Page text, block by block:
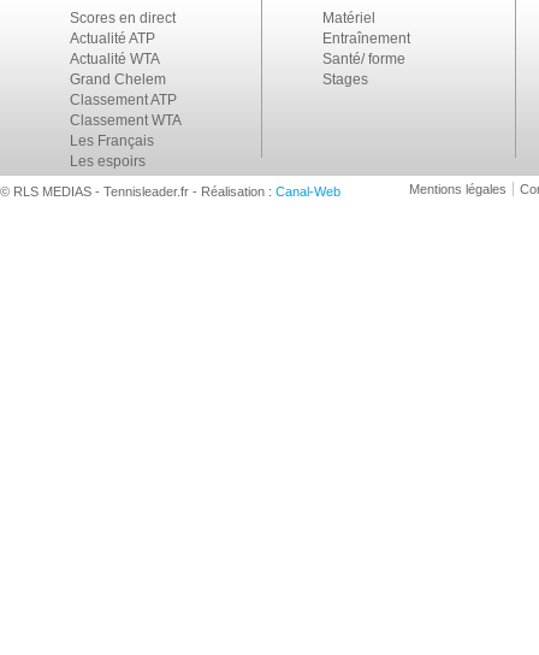
Scores en direct
Actualité ATP
Actualité WTA
Grand Chelem
Classement ATP
Classement WTA
Les Français
Les espoirs
Matériel
Entraînement
Santé/ forme
Stages
© RLS MEDIAS - Tennisleader.fr - Réalisation : Canal-Web Mentions légales